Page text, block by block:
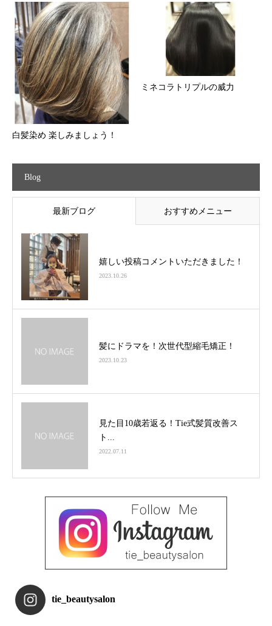
白髪染め 楽しみましょう！
ミネコラトリプルの威力
Blog
最新ブログ おすすめメニュー
嬉しい投稿コメントいただきました！
2023.10.26
髪にドラマを！次世代型縮毛矯正！
2023.10.23
見た目10歳若返る！Tie式髪質改善ス
ト...
2022.07.11
tie_beautysalon